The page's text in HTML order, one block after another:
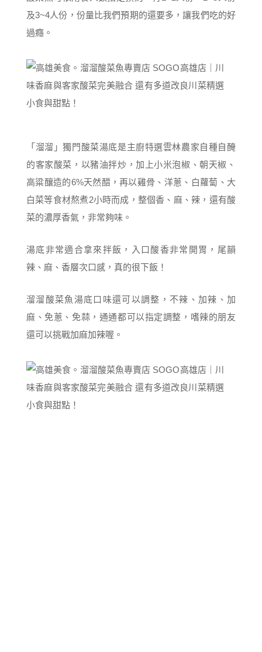
及3~4人份，份量比我們預期的還要多，讓我們吃的好
過癮。
「溜溜」獨門酸菜湯底是主廚特選雲林農家自種自醃
的客家酸菜，以豬油拌炒，加上小米泡椒、朝天椒、
高粱釀造的6%天然醋，再以雞骨、洋蔥、白蘿蔔、大
白菜等食材熬煮2小時而成，整個香、麻、辣，還有酸
菜的濃厚香氣，非常夠味。
湯底非常適合拿來拌飯，入口酸香非常開胃，尾韻
辣、麻、香層次口感，真的很下飯！
溜溜酸菜魚湯底口味還可以調整，不辣、加辣、加
麻、免蔥、免蒜，通通都可以指定調整，嗜辣的朋友
還可以挑戰加麻加辣喔。